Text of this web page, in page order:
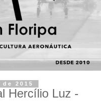
2015
Hercílio Luz -